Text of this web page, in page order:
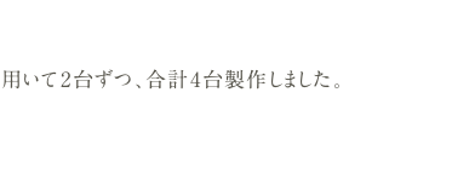
いて2台ずつ、合計4台製作しました。